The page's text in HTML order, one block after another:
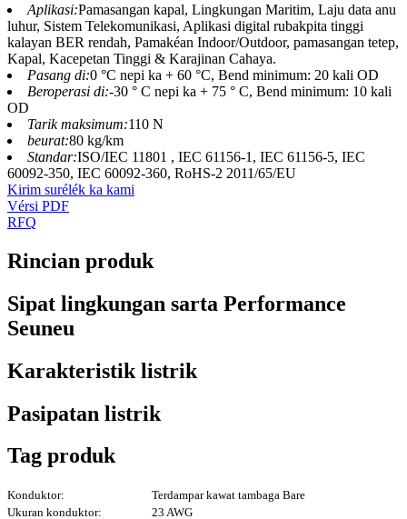
Aplikasi:Pamasangan kapal, Lingkungan Maritim, Laju data anu
luhur, Sistem Telekomunikasi, Aplikasi digital rubakpita tinggi
kalayan BER rendah, Pamakéan Indoor/Outdoor, pamasangan tetep,
Kapal, Kacepetan Tinggi & Karajinan Cahaya.
Pasang di:0 °C nepi ka + 60 °C, Bend minimum: 20 kali OD
Beroperasi di:-30 ° C nepi ka + 75 ° C, Bend minimum: 10 kali
OD
Tarik maksimum:110 N
beurat:80 kg/km
Standar:ISO/IEC 11801 , IEC 61156-1, IEC 61156-5, IEC
60092-350, IEC 60092-360, RoHS-2 2011/65/EU
Kirim surélék ka kami
Vérsi PDF
RFQ
Rincian produk
Sipat lingkungan sarta Performance
Seuneu
Karakteristik listrik
Pasipatan listrik
Tag produk
Konduktor:
Terdampar kawat tambaga Bare
Ukuran konduktor:
23 AWG